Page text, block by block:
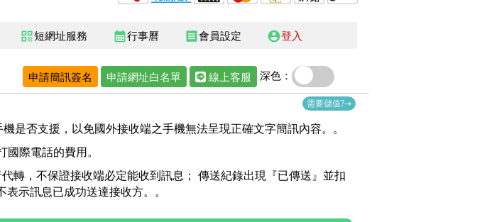
qr_code短網址服務 calendar_month行事曆 receipt 會員設定 account_circle登入
申請簡訊簽名 申請網址白名單 線上客服 深色：
需要儲值?→
機是否支援，以免國外接收端之手機無法呈現正確文字簡訊內容。。
際電話的費用。
轉，不保證接收端必定能收到訊息； 傳送紀錄出現『已傳送』並扣
示訊息已成功送達接收方。。